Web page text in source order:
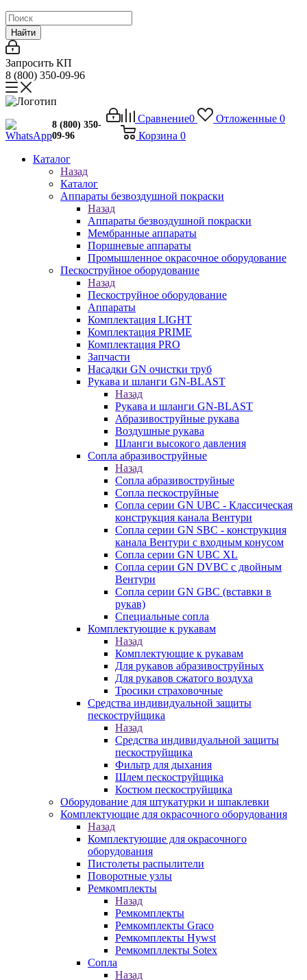
Найти
Запросить КП
8 (800) 350-09-96
Сравнение0 Отложенные 0
Корзина 0
8 (800) 350-
09-96
Каталог
Назад
Каталог
Аппараты безвоздушной покраски
Назад
Аппараты безвоздушной покраски
Мембранные аппараты
Поршневые аппараты
Промышленное окрасочное оборудование
Пескоструйное оборудование
Назад
Пескоструйное оборудование
Аппараты
Комплектация LIGHT
Комплектация PRIME
Комплектация PRO
Запчасти
Насадки GN очистки труб
Рукава и шланги GN-BLAST
Назад
Рукава и шланги GN-BLAST
Абразивоструйные рукава
Воздушные рукава
Шланги высокого давления
Сопла абразивоструйные
Назад
Сопла абразивоструйные
Сопла пескоструйные
Сопла серии GN UBC - Классическая
конструкция канала Вентури
Сопла серии GN SBC - конструкция
канала Вентури c входным конусом
Сопла серии GN UBC XL
Сопла серии GN DVBC с двойным
Вентури
Сопла серии GN GBC (вставки в
рукав)
Специальные сопла
Комплектующие к рукавам
Назад
Комплектующие к рукавам
Для рукавов абразивоструйных
Для рукавов сжатого воздуха
Тросики страховочные
Средства индивидуальной защиты
пескоструйщика
Назад
Средства индивидуальной защиты
пескоструйщика
Фильтр для дыхания
Шлем пескоструйщика
Костюм пескоструйщика
Оборудование для штукатурки и шпаклевки
Комплектующие для окрасочного оборудования
Назад
Комплектующие для окрасочного
оборудования
Пистолеты распылители
Поворотные узлы
Ремкомплекты
Назад
Ремкомплекты
Ремкомплекты Graco
Ремкомплекты Hywst
Ремкомпллекты Sotex
Сопла
Назад